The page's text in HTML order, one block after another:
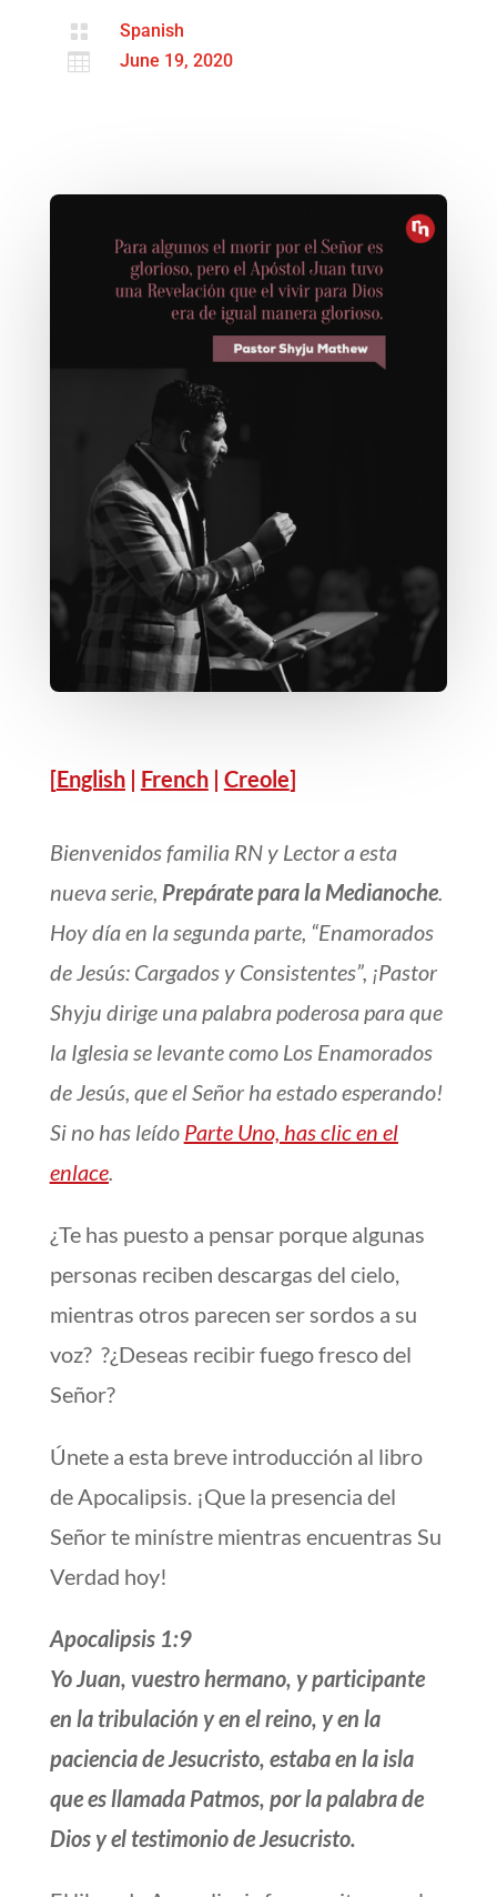
 Spanish
 June 19, 2020
[English| French| Creole]
Bienvenidos familia RN y Lector a esta
nueva serie, Prepárate para la Medianoche.
Hoy día en la segunda parte, “Enamorados
de Jesús: Cargados y Consistentes”, ¡Pastor
Shyju dirige una palabra poderosa para que
la Iglesia se levante como Los Enamorados
de Jesús, que el Señor ha estado esperando!
Si no has leído Parte Uno, has clic en el
enlace.
¿Te has puesto a pensar porque algunas
personas reciben descargas del cielo,
mientras otros parecen ser sordos a su
voz? ?¿Deseas recibir fuego fresco del
Señor?
Únete a esta breve introducción al libro
de Apocalipsis. ¡Que la presencia del
Señor te minístre mientras encuentras Su
Verdad hoy!
Apocalipsis 1:9
Yo Juan, vuestro hermano, y participante
en la tribulación y en el reino, y en la
paciencia de Jesucristo, estaba en la isla
que es llamada Patmos, por la palabra de
Dios y el testimonio de Jesucristo.